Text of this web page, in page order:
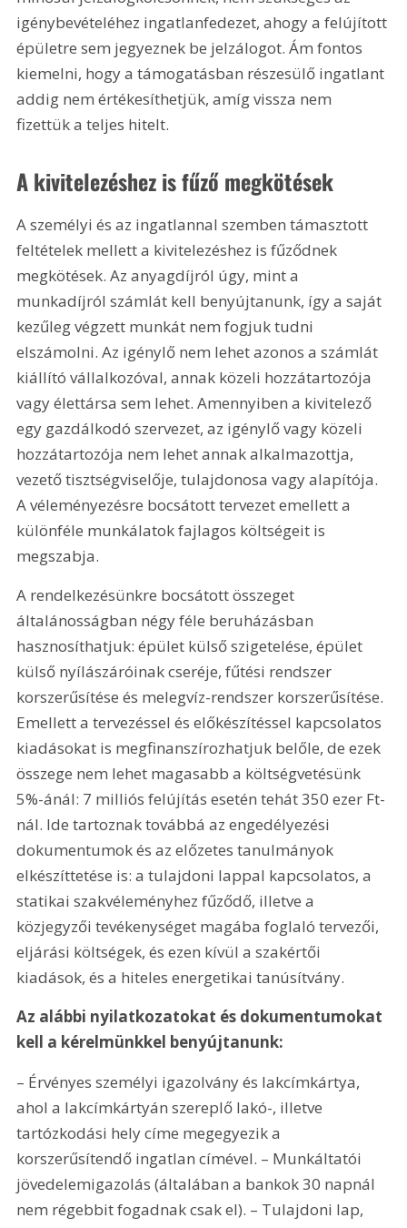
igénybevételéhez ingatlanfedezet, ahogy a felújított
épületre sem jegyeznek be jelzálogot. Ám fontos
kiemelni, hogy a támogatásban részesülő ingatlant
addig nem értékesíthetjük, amíg vissza nem
fizettük a teljes hitelt.
A kivitelezéshez is fűző megkötések
A személyi és az ingatlannal szemben támasztott
feltételek mellett a kivitelezéshez is fűződnek
megkötések. Az anyagdíjról úgy, mint a
munkadíjról számlát kell benyújtanunk, így a saját
kezűleg végzett munkát nem fogjuk tudni
elszámolni. Az igénylő nem lehet azonos a számlát
kiállító vállalkozóval, annak közeli hozzátartozója
vagy élettársa sem lehet. Amennyiben a kivitelező
egy gazdálkodó szervezet, az igénylő vagy közeli
hozzátartozója nem lehet annak alkalmazottja,
vezető tisztségviselője, tulajdonosa vagy alapítója.
A véleményezésre bocsátott tervezet emellett a
különféle munkálatok fajlagos költségeit is
megszabja.
A rendelkezésünkre bocsátott összeget
általánosságban négy féle beruházásban
hasznosíthatjuk: épület külső szigetelése, épület
külső nyílászáróinak cseréje, fűtési rendszer
korszerűsítése és melegvíz-rendszer korszerűsítése.
Emellett a tervezéssel és előkészítéssel kapcsolatos
kiadásokat is megfinanszírozhatjuk belőle, de ezek
összege nem lehet magasabb a költségvetésünk
5%-ánál: 7 milliós felújítás esetén tehát 350 ezer Ft-
nál. Ide tartoznak továbbá az engedélyezési
dokumentumok és az előzetes tanulmányok
elkészíttetése is: a tulajdoni lappal kapcsolatos, a
statikai szakvéleményhez fűződő, illetve a
közjegyzői tevékenységet magába foglaló tervezői,
eljárási költségek, és ezen kívül a szakértői
kiadások, és a hiteles energetikai tanúsítvány.
Az alábbi nyilatkozatokat és dokumentumokat
kell a kérelmünkkel benyújtanunk:
– Érvényes személyi igazolvány és lakcímkártya,
ahol a lakcímkártyán szereplő lakó-, illetve
tartózkodási hely címe megegyezik a
korszerűsítendő ingatlan címével. – Munkáltatói
jövedelemigazolás (általában a bankok 30 napnál
nem régebbit fogadnak csak el). – Tulajdoni lap,